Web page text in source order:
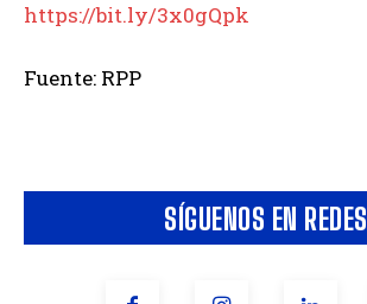
SÍGUENOS EN REDES
https://bit.ly/3x0gQpk
Fuente: RPP